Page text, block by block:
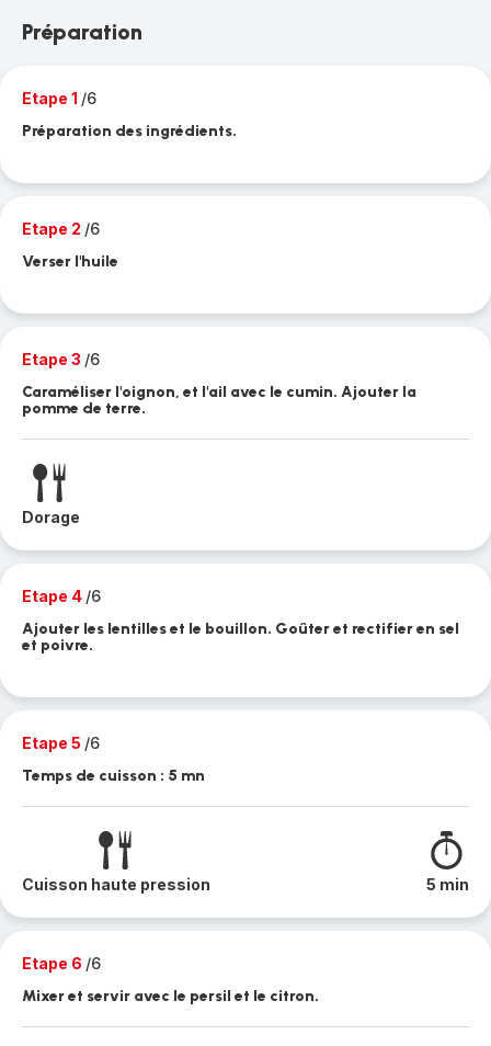
Préparation
Etape 1 /6
Préparation des ingrédients.
Etape 2 /6
Verser l'huile
Etape 3 /6
Caraméliser l'oignon, et l'ail avec le cumin. Ajouter la
pomme de terre.
Dorage
Etape 4 /6
Ajouter les lentilles et le bouillon. Goûter et rectifier en sel
et poivre.
Etape 5 /6
Temps de cuisson : 5 mn
Cuisson haute pression 5 min
Etape 6 /6
Mixer et servir avec le persil et le citron.